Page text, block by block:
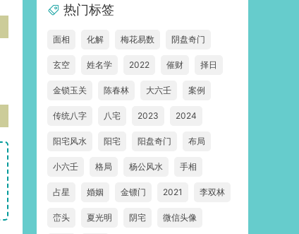
热门标签
面相 化解 梅花易数 阴盘奇门
玄空 姓名学 2022 催财 择日
金锁玉关 陈春林 大六壬 案例
传统八字 八宅 2023 2024
阳宅风水 阳宅 阳盘奇门 布局
小六壬 格局 杨公风水 手相
占星 婚姻 金镖门 2021 李双林
峦头 夏光明 阴宅 微信头像